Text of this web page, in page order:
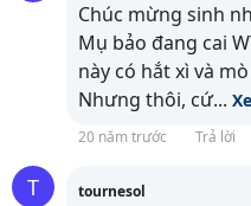
Chúc mừng sinh
Mụ bảo đang cai
này có hắt xì và
Nhưng thôi, cứ...
20 năm trước Trả lời
T tournesol